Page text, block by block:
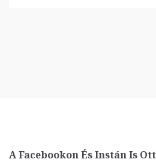
A Facebookon És Instán Is